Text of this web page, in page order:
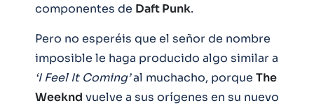
componentes de Daft Punk.
Pero no esperéis que el señor de nombre
imposible le haga producido algo similar a
‘I Feel It Coming’al muchacho, porque The
Weeknd vuelve a sus orígenes en su nuevo